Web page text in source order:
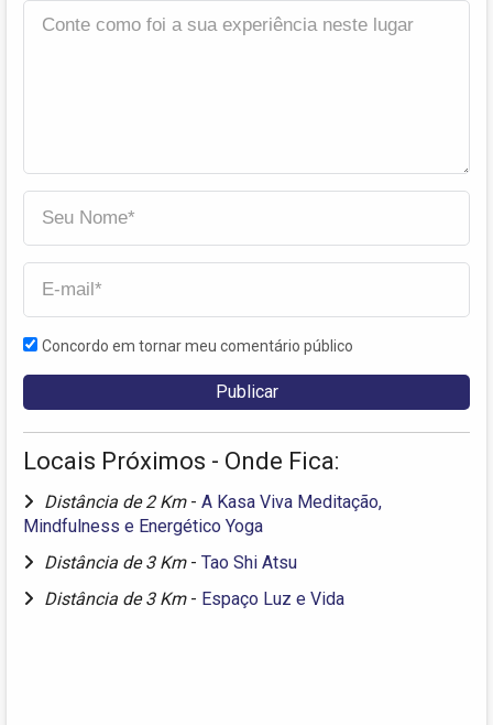
Concordo em tornar meu comentário público
Locais Próximos - Onde Fica:
Distância de 2 Km - A Kasa Viva Meditação,
Mindfulness e Energético Yoga
Distância de 3 Km - Tao Shi Atsu
Distância de 3 Km - Espaço Luz e Vida